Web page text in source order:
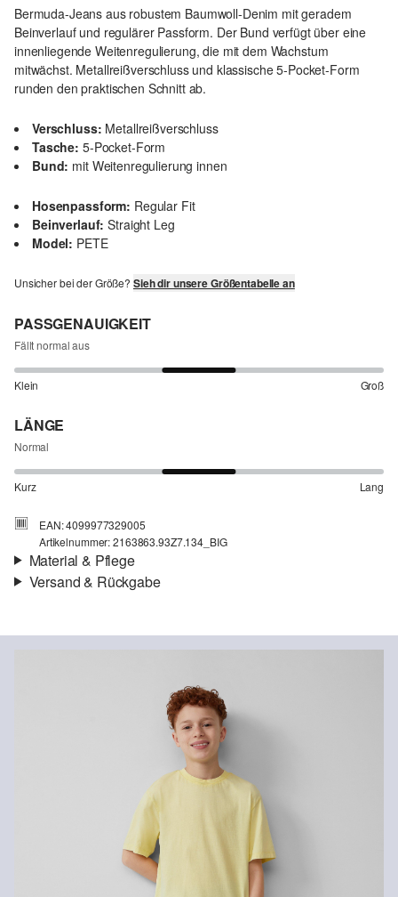
Bermuda-Jeans aus robustem Baumwoll-Denim mit geradem
Beinverlauf und regulärer Passform. Der Bund verfügt über eine
innenliegende Weitenregulierung, die mit dem Wachstum
mitwächst. Metallreißverschluss und klassische 5-Pocket-Form
runden den praktischen Schnitt ab.
Verschluss: Metallreißverschluss
Tasche: 5-Pocket-Form
Bund: mit Weitenregulierung innen
Hosenpassform: Regular Fit
Beinverlauf: Straight Leg
Model: PETE
Unsicher bei der Größe? Sieh dir unsere Größentabelle an
PASSGENAUIGKEIT
Fällt normal aus
Klein Groß
LÄNGE
Normal
Kurz Lang
EAN: 4099977329005
Artikelnummer: 2163863.93Z7.134_BIG
Material & Pflege
Chlorbleiche nicht möglich
Nicht für den Trockner geeignet
Keine chemische Reinigung möglich
Normalwaschgang 40 °
Versand & Rückgabe
Standardlieferung einer Bestellung in Höhe von 3,95 € an. Fashion
einem Mindestbestellwert in Höhe von 149,00 € (bei einem
geringeren Bestellwert betragen die Versandkosten für eine
Standardlieferung ebenfalls 3,95 €). Für VIP Kunden entfallen die
Die Rückgabegebühr beträgt 2,99 € für Gast und Fashion Card
Kunden. Für VIP Kunden entfällt die Rückgabegebühr. Die
Versandkosten für die Rücklieferung werden vom
Rückerstattungsbetrag abgezogen.